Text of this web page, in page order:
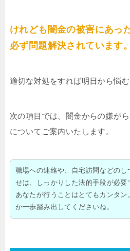
けれども闇金の被害にあっ
必ず問題解決されています。
適切な対処をすれば明日から悩む
次の項目では、闇金からの嫌が
についてご案内いたします。
職場への連絡や、自宅訪問などのし
せは、しっかりした法的手段が必要
あなたが行うことはとてもカンタン
か一歩踏み出してくださいね。